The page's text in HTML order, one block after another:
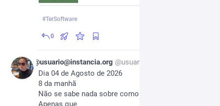
#TerSoftware
0
2d @usuario@instancia.org @usuario@instancia.org
Dia 04 de Agosto de 2026
8 da manhã
Não se sabe nada sobre como será o dia
Apenas que